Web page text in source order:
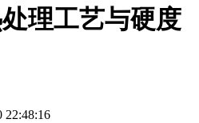
理工艺与硬度
22:48:16